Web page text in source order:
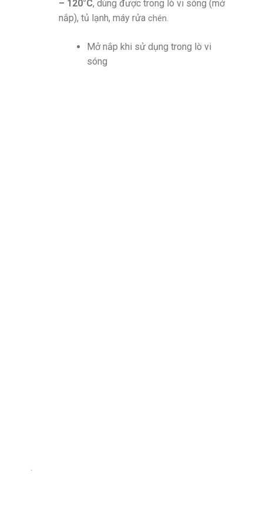
– 120°C, dùng được trong lò vi sóng (mở
nắp), tủ lạnh, máy rửachén.
Mở nắp khi sử dụng trong lò vi
sóng